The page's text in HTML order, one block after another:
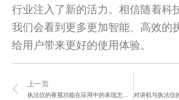
行业注入了新的活力。相信随着科
我们会看到更多更加智能、高效的
给用户带来更好的使用体验。
Prev
上一页
执法仪的夜视功能在应用中的表现怎么样？